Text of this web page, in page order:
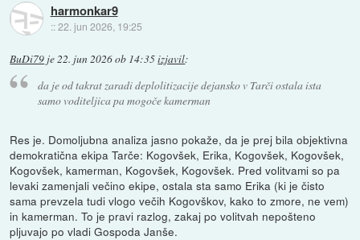
harmonkar9
::22. jun 2026, 19:25
BuDi79 je 22. jun 2026 ob 14:35izjavil:
da je od takrat zaradi deplolitizacije dejansko v Tarči ostala ista
samo voditeljica pa mogoče kamerman
Res je. Domoljubna analiza jasno pokaže, da je prej bila objektivna
demokratična ekipa Tarče: Kogovšek, Erika, Kogovšek, Kogovšek,
Kogovšek, kamerman, Kogovšek, Kogovšek. Pred volitvami so pa
levaki zamenjali večino ekipe, ostala sta samo Erika (ki je čisto
sama prevzela tudi vlogo večih Kogovškov, kako to zmore, ne vem)
in kamerman. To je pravi razlog, zakaj po volitvah nepošteno
pljuvajo po vladi Gospoda Janše.